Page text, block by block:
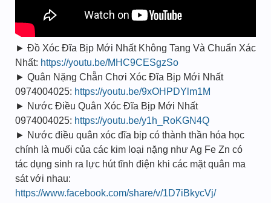
► Đồ Xóc Đĩa Bịp Mới Nhất Không Tang Và Chuẩn Xác
Nhất: https://youtu.be/MHC9CESgzSo
► Quân Nặng Chẵn Chơi Xóc Đĩa Bịp Mới Nhất
0974004025: https://youtu.be/9xOHPDYlm1M
► Nước Điều Quân Xóc Đĩa Bịp Mới Nhất
0974004025: https://youtu.be/y1h_RoKGN4Q
► Nước điều quân xóc đĩa bịp có thành thần hóa học
chính là muối của các kim loại nặng như Ag Fe Zn có
tác dụng sinh ra lực hút tĩnh điện khi các mặt quân ma
sát với nhau:
https://www.facebook.com/share/v/1D7iBkycVj/